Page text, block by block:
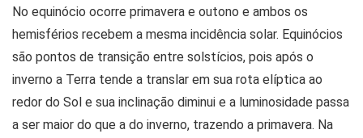
No equinócio ocorre primavera e outono e ambos os
hemisférios recebem a mesma incidência solar. Equinócios
são pontos de transição entre solstícios, pois após o
inverno a Terra tende a translar em sua rota elíptica ao
redor do Sol e sua inclinação diminui e a luminosidade passa
a ser maior do que a do inverno, trazendo a primavera. Na